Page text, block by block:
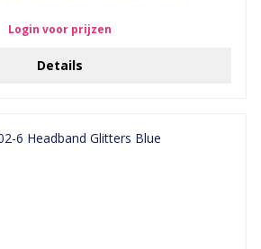
Login voor prijzen
Details